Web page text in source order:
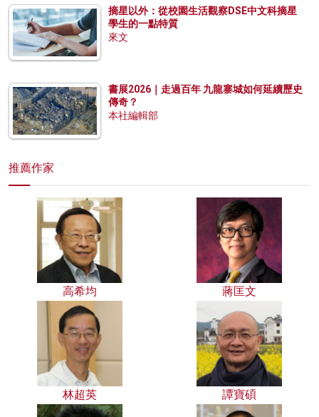
摘星以外：從校園生活觀察DSE中文科摘星
學生的一點特質
來文
書展2026｜走過百年 九龍寨城如何延續歷史
傳奇？
本社編輯部
推薦作家
高希均 蔣匡文
林超英 譚寶碩